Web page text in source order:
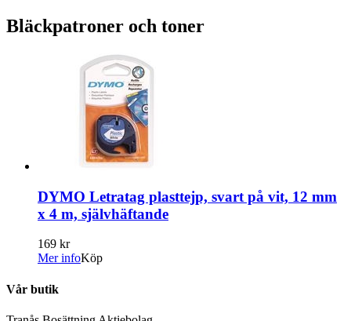
Bläckpatroner och toner
DYMO Letratag plasttejp, svart på vit, 12 mm
x 4 m, självhäftande
169 kr
Mer infoKöp
Vår butik